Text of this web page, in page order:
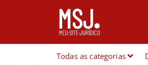
Todas as categorias